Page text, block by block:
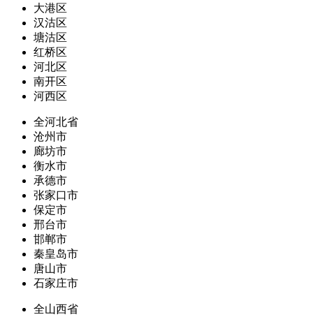
大港区
汉沽区
塘沽区
红桥区
河北区
南开区
河西区
全河北省
沧州市
廊坊市
衡水市
承德市
张家口市
保定市
邢台市
邯郸市
秦皇岛市
唐山市
石家庄市
全山西省